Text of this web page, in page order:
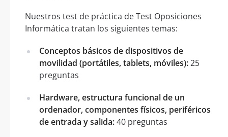
Nuestros test de práctica de Test Oposiciones
Informática tratan los siguientes temas:
Conceptos básicos de dispositivos de
movilidad (portátiles, tablets, móviles):25
preguntas
Hardware, estructura funcional de un
ordenador, componentes físicos, periféricos
de entrada y salida:40 preguntas